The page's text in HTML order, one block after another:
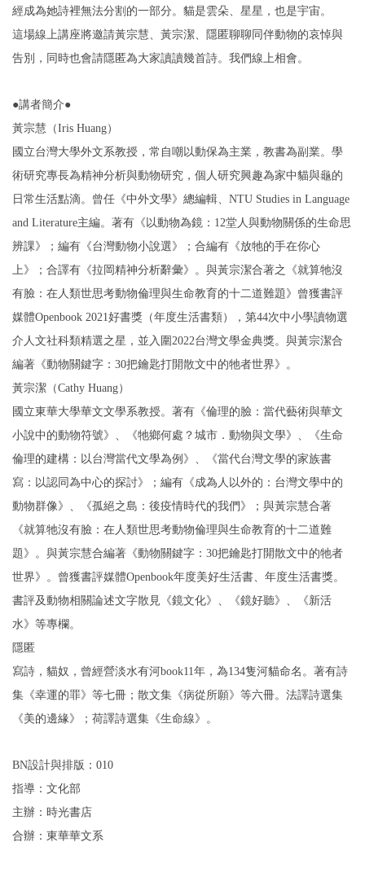
經成為她詩裡無法分割的一部分。貓是雲朵、星星，也是宇宙。
這場線上講座將邀請黃宗慧、黃宗潔、隱匿聊聊同伴動物的哀悼與
告別，同時也會請隱匿為大家讀讀幾首詩。我們線上相會。
●講者簡介●
黃宗慧（Iris Huang）
國立台灣大學外文系教授，常自嘲以動保為主業，教書為副業。學
術研究專長為精神分析與動物研究，個人研究興趣為家中貓與龜的
日常生活點滴。曾任《中外文學》總編輯、NTU Studies in Language
and Literature主編。著有《以動物為鏡：12堂人與動物關係的生命思
辨課》；編有《台灣動物小說選》；合編有《放牠的手在你心
上》；合譯有《拉岡精神分析辭彙》。與黃宗潔合著之《就算牠沒
有臉：在人類世思考動物倫理與生命教育的十二道難題》曾獲書評
媒體Openbook 2021好書獎（年度生活書類），第44次中小學讀物選
介人文社科類精選之星，並入圍2022台灣文學金典獎。與黃宗潔合
編著《動物關鍵字：30把鑰匙打開散文中的牠者世界》。
黃宗潔（Cathy Huang）
國立東華大學華文文學系教授。著有《倫理的臉：當代藝術與華文
小說中的動物符號》、《牠鄉何處？城市．動物與文學》、《生命
倫理的建構：以台灣當代文學為例》、《當代台灣文學的家族書
寫：以認同為中心的探討》；編有《成為人以外的：台灣文學中的
動物群像》、《孤絕之島：後疫情時代的我們》；與黃宗慧合著
《就算牠沒有臉：在人類世思考動物倫理與生命教育的十二道難
題》。與黃宗慧合編著《動物關鍵字：30把鑰匙打開散文中的牠者
世界》。曾獲書評媒體Openbook年度美好生活書、年度生活書獎。
書評及動物相關論述文字散見《鏡文化》、《鏡好聽》、《新活
水》等專欄。
隱匿
寫詩，貓奴，曾經營淡水有河book11年，為134隻河貓命名。著有詩
集《幸運的罪》等七冊；散文集《病從所願》等六冊。法譯詩選集
《美的邊緣》；荷譯詩選集《生命線》。
BN設計與排版：010
指導：文化部
主辦：時光書店
合辦：東華華文系